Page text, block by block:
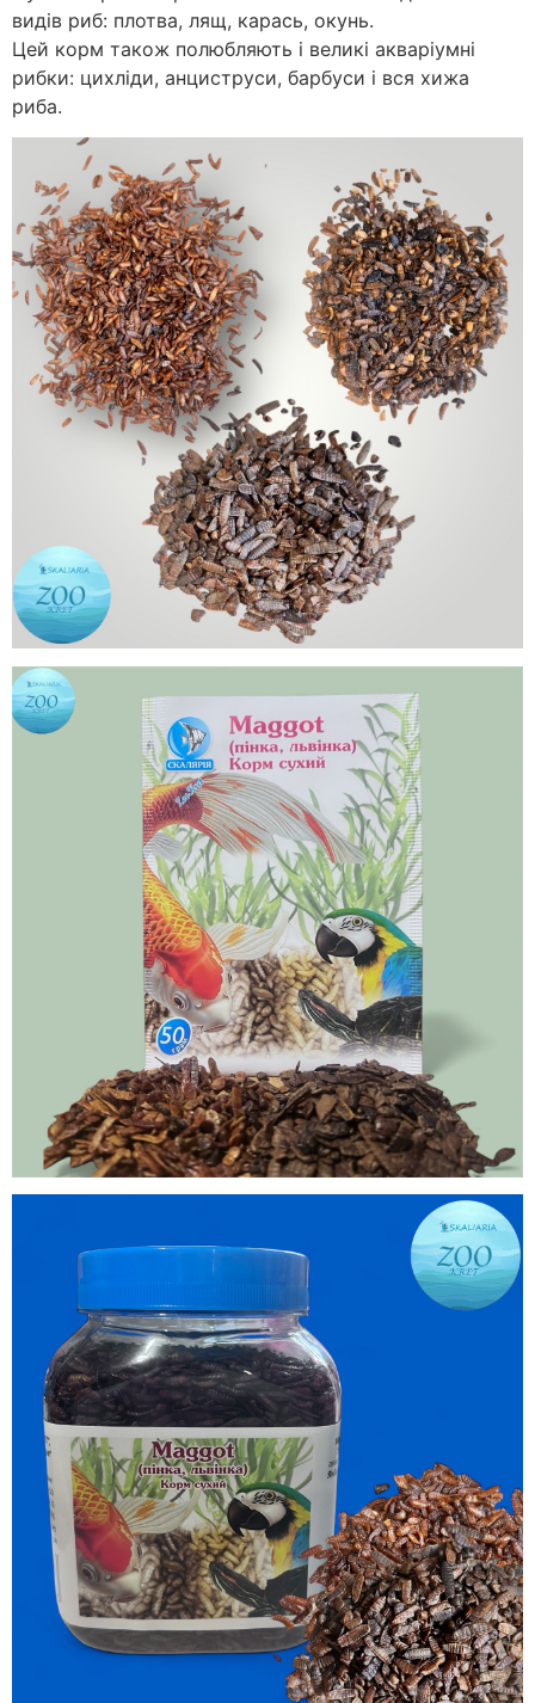
видів риб: плотва, лящ, карась, окунь.
Цей корм також полюбляють і великі акваріумні
рибки: цихліди, анциструси, барбуси і вся хижа
риба.